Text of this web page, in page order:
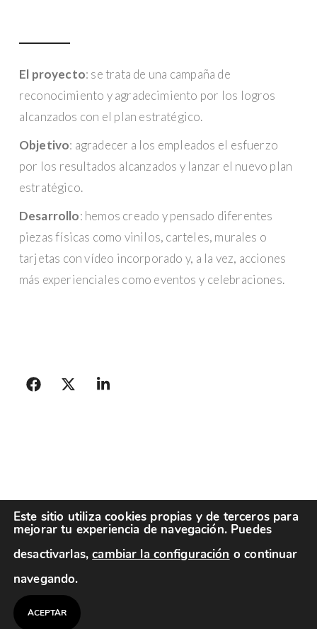
El proyecto: se trata de una campaña de
reconocimiento y agradecimiento por los logros
alcanzados con el plan estratégico.
Objetivo: agradecer a los empleados el esfuerzo
por los resultados alcanzados y lanzar el nuevo plan
estratégico.
Desarrollo: hemos creado y pensado diferentes
piezas físicas como vinilos, carteles, murales o
tarjetas con vídeo incorporado y, a la vez, acciones
más experienciales como eventos y celebraciones.
de cookies
Aviso legal
Este sitio utiliza cookies propias y de terceros para
mejorar tu experiencia de navegación. Puedes
desactivarlas,cambiar la configuración o continuar
navegando.
ACEPTAR